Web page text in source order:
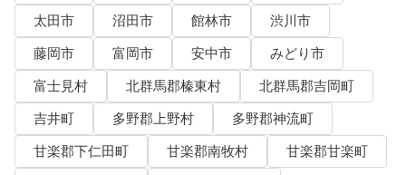
太田市
沼田市 館林市
渋川市
藤岡市
富岡市 安中市
みどり市
富士見村
北群馬郡榛東村
北群馬郡吉岡町
吉井町
多野郡上野村
多野郡神流町
甘楽郡下仁田町
甘楽郡南牧村
甘楽郡甘楽町